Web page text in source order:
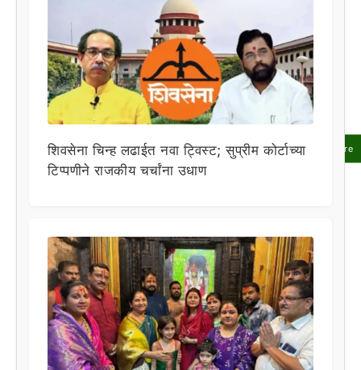
Share
शिवसेना चिन्ह लढाईत नवा ट्विस्ट; सुप्रीम कोर्टाच्या
टिप्पणीने राजकीय चर्चांना उधाण